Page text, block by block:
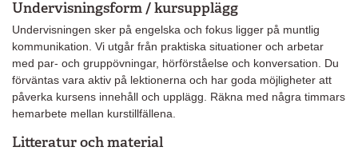
Undervisningsform / kursupplägg
Undervisningen sker på engelska och fokus ligger på muntlig
kommunikation. Vi utgår från praktiska situationer och arbetar
med par- och gruppövningar, hörförståelse och konversation. Du
förväntas vara aktiv på lektionerna och har goda möjligheter att
påverka kursens innehåll och upplägg. Räkna med några timmars
hemarbete mellan kurstillfällena.
Litteratur och material